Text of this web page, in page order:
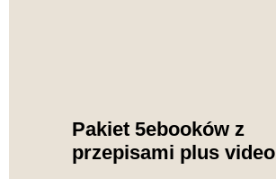
Pakiet 5ebooków z
przepisami plus video